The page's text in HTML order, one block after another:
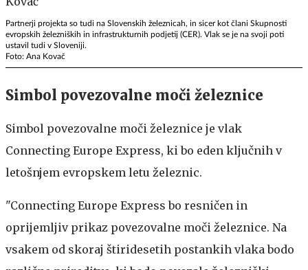
Partnerji projekta so tudi na Slovenskih železnicah, in sicer kot člani Skupnosti
evropskih železniških in infrastrukturnih podjetij (CER). Vlak se je na svoji poti
ustavil tudi v Sloveniji.
Foto: Ana Kovač
Simbol povezovalne moči železnice
Simbol povezovalne moči železnice je vlak
Connecting Europe Express, ki bo eden ključnih v
letošnjem evropskem letu železnic.
"Connecting Europe Express bo resničen in
oprijemljiv prikaz povezovalne moči železnice. Na
vsakem od skoraj štiridesetih postankih vlaka bodo